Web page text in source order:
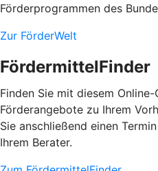
Förderprogrammen des
Zur FörderWelt
FördermittelFinder
Finden Sie mit diesem
Förderangebote zu Ihrem
Sie anschließend einen
Ihrem Berater.